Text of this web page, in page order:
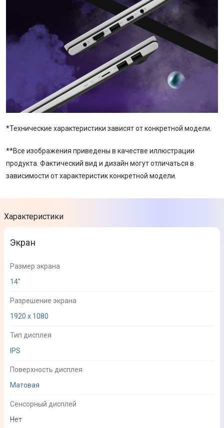
*Технические характеристики зависят от конкретной модели.
**Все изображения приведены в качестве иллюстрации
продукта. Фактический вид и дизайн могут отличаться в
зависимости от характеристик конкретной модели.
Характеристики
Экран
Размер экрана
14"
Разрешение экрана
1920 x 1080
Тип дисплея
IPS
Поверхность дисплея
Матовая
Сенсорный дисплей
Нет